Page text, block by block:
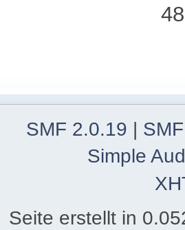
SMF 2.0.19 |
Simple
Seite erstellt in